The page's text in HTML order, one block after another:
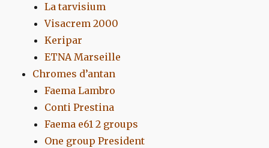
La tarvisium
Visacrem 2000
Keripar
ETNA Marseille
Chromes d’antan
Faema Lambro
Conti Prestina
Faema e61 2 groups
One group President